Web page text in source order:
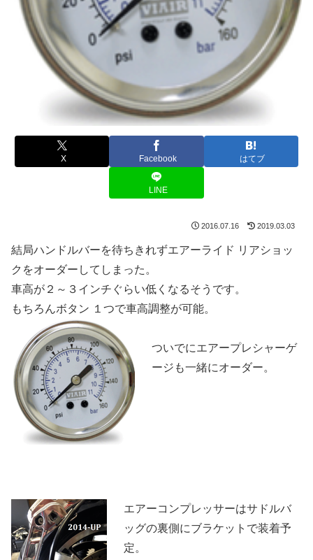
X Facebook はてブ
LINE
2016.07.16 2019.03.03
結局ハンドルバーを待ちきれずエアーライド リアショッ
クをオーダーしてしまった。
車高が２～３インチぐらい低くなるそうです。
もちろんボタン １つで車高調整が可能。
ついでにエアープレシャーゲ
ージも一緒にオーダー。
エアーコンプレッサーはサドルバ
ッグの裏側にブラケットで装着予
定。